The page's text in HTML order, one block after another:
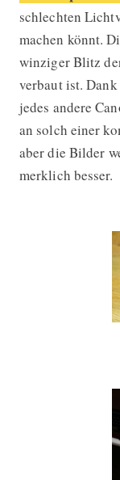
schlechten
machen könnt.
winziger Blitz
verbaut ist.
jedes andere
an solch einer
aber die Bilder
merklich besser.